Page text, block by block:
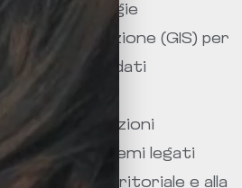
di tecnologie
(GIS) per
e l’analisi dei dati
le informazioni
problemi legati
territoriale e alla